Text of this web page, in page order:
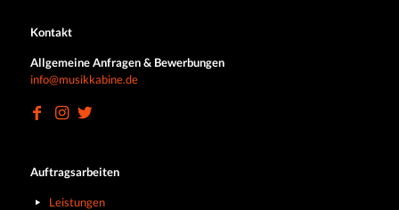
Kontakt
Allgemeine Anfragen & Bewerbungen
info@musikkabine.de
Auftragsarbeiten
Leistungen